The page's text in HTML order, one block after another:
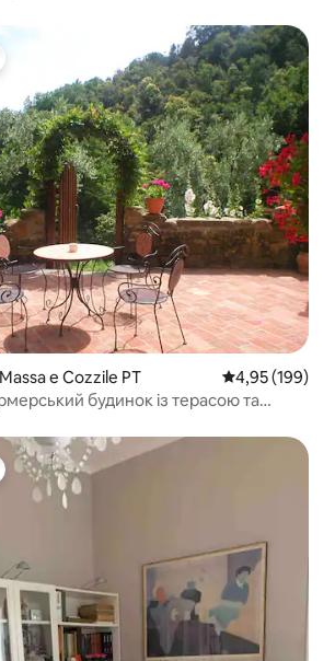
e Cozzile PT Середня
4,95 (199)
будинок із терасою та